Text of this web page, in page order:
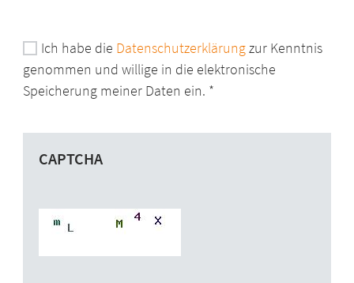
Ich habe die Datenschutzerklärungzur Kenntnis
genommen und willige in die elektronische
Speicherung meiner Daten ein.
CAPTCHA